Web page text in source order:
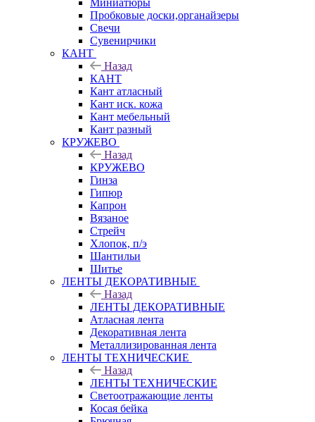
Миниатюры
Пробковые доски,органайзеры
Свечи
Сувенирчики
КАНТ
Назад
КАНТ
Кант атласный
Кант иск. кожа
Кант мебельный
Кант разный
КРУЖЕВО
Назад
КРУЖЕВО
Гинза
Гипюр
Капрон
Вязаное
Стрейч
Хлопок, п/э
Шантильи
Шитье
ЛЕНТЫ ДЕКОРАТИВНЫЕ
Назад
ЛЕНТЫ ДЕКОРАТИВНЫЕ
Атласная лента
Декоративная лента
Металлизированная лента
ЛЕНТЫ ТЕХНИЧЕСКИЕ
Назад
ЛЕНТЫ ТЕХНИЧЕСКИЕ
Светоотражающие ленты
Косая бейка